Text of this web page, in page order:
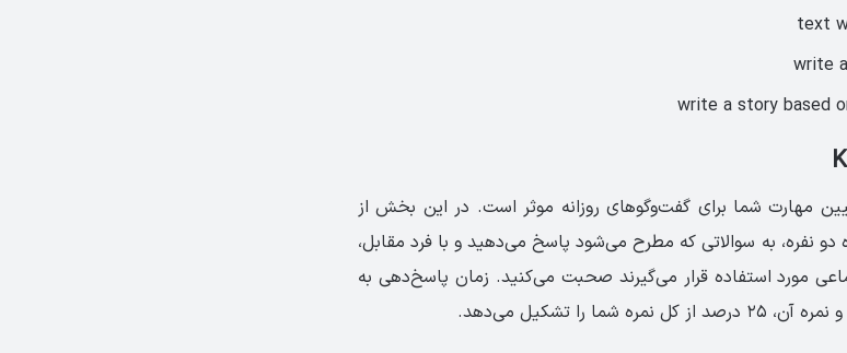
مهارت شما برای گفت‌وگوهای روزانه موثر است. در این بخش از
نفره، به سوالاتی که مطرح می‌شود پاسخ می‌دهید و با فرد مقابل،
مورد استفاده قرار می‌گیرند صحبت می‌کنید. زمان پاسخ‌دهی به